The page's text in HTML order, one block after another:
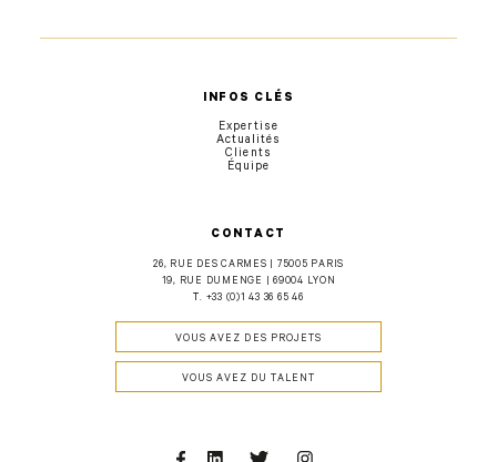
Facebook Linkedin Twitter
CONTACT
26, RUE DES CARMES | 75005 PARIS
19, RUE DUMENGE | 69004 LYON
T. +33 (0)1 43 36 65 46
VOUS AVEZ DES PROJETS
VOUS AVEZ DU TALENT
INFOS CLÉS
Expertise
Actualités
Clients
Équipe